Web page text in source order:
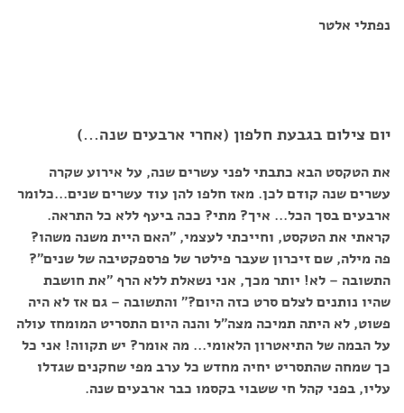
נפתלי אלטר
יום צילום בגבעת חלפון (אחרי ארבעים שנה...)
את הטקסט הבא כתבתי לפני עשרים שנה, על אירוע שקרה
עשרים שנה קודם לכן. מאז חלפו להן עוד עשרים שנים...כלומר
ארבעים בסך הכל... איך? מתי? ככה ביעף ללא כל התראה.
קראתי את הטקסט, וחייכתי לעצמי, "האם היית משנה משהו?
פה מילה, שם זיכרון שעבר פילטר של פרספקטיבה של שנים"?
התשובה – לא! יותר מכך, אני נשאלת ללא הרף "את חושבת
שהיו נותנים לצלם סרט כזה היום?" והתשובה – גם אז לא היה
פשוט, לא היתה תמיכה מצה"ל והנה היום התסריט המומחז עולה
על הבמה של התיאטרון הלאומי... מה אומר? יש תקווה! אני כל
כך שמחה שהתסריט יחיה מחדש כל ערב מפי שחקנים שגדלו
עליו, בפני קהל חי ששבוי בקסמו כבר ארבעים שנה.